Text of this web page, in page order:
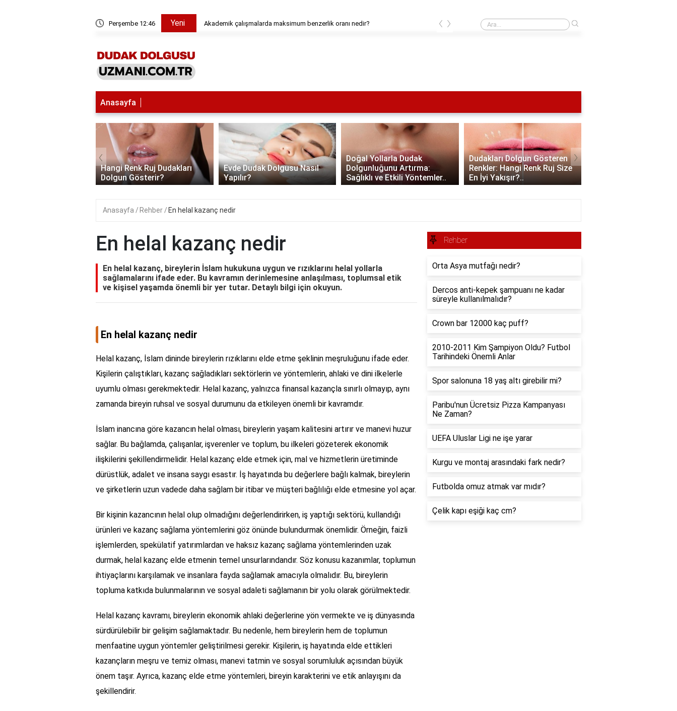
Perşembe 12:46 Yeni
Akademik çalışmalarda maksimum benzerlik oranı nedir? Orta Asya mutfağı nedir? Orta Asya mutfağı nedir?
‹ ›
Anasayfa
Hangi Renk Ruj Dudakları
Dolgun Gösterir?
Evde Dudak Dolgusu Nasıl
Yapılır?
Doğal Yollarla Dudak
Dolgunluğunu Artırma:
Sağlıklı ve Etkili Yöntemler..
Dudakları Dolgun Gösteren
Renkler: Hangi Renk Ruj Size
En İyi Yakışır?..
‹ ›
Anasayfa Rehber En helal kazanç nedir
En helal kazanç nedir
En helal kazanç, bireylerin İslam hukukuna uygun ve rızıklarını helal yollarla
sağlamalarını ifade eder. Bu kavramın derinlemesine anlaşılması, toplumsal etik
ve kişisel yaşamda önemli bir yer tutar. Detaylı bilgi için okuyun.
En helal kazanç nedir
Helal kazanç, İslam dininde bireylerin rızıklarını elde etme şeklinin meşruluğunu ifade eder.
Kişilerin çalıştıkları, kazanç sağladıkları sektörlerin ve yöntemlerin, ahlaki ve dini ilkelerle
uyumlu olması gerekmektedir. Helal kazanç, yalnızca finansal kazançla sınırlı olmayıp, aynı
zamanda bireyin ruhsal ve sosyal durumunu da etkileyen önemli bir kavramdır.
İslam inancına göre kazancın helal olması, bireylerin yaşam kalitesini artırır ve manevi huzur
sağlar. Bu bağlamda, çalışanlar, işverenler ve toplum, bu ilkeleri gözeterek ekonomik
ilişkilerini şekillendirmelidir. Helal kazanç elde etmek için, mal ve hizmetlerin üretiminde
dürüstlük, adalet ve insana saygı esastır. İş hayatında bu değerlere bağlı kalmak, bireylerin
ve şirketlerin uzun vadede daha sağlam bir itibar ve müşteri bağlılığı elde etmesine yol açar.
Bir kişinin kazancının helal olup olmadığını değerlendirirken, iş yaptığı sektörü, kullandığı
ürünleri ve kazanç sağlama yöntemlerini göz önünde bulundurmak önemlidir. Örneğin, faizli
işlemlerden, spekülatif yatırımlardan ve haksız kazanç sağlama yöntemlerinden uzak
durmak, helal kazanç elde etmenin temel unsurlarındandır. Söz konusu kazanımlar, toplumun
ihtiyaçlarını karşılamak ve insanlara fayda sağlamak amacıyla olmalıdır. Bu, bireylerin
topluma katkıda bulunmalarının ve sosyal adaleti sağlamanın bir yolu olarak görülmektedir.
Helal kazanç kavramı, bireylerin ekonomik ahlaki değerlerine yön vermekte ve iş dünyasında
sürdürülebilir bir gelişim sağlamaktadır. Bu nedenle, hem bireylerin hem de toplumun
menfaatine uygun yöntemler geliştirilmesi gerekir. Kişilerin, iş hayatında elde ettikleri
kazançların meşru ve temiz olması, manevi tatmin ve sosyal sorumluluk açısından büyük
önem taşır. Ayrıca, kazanç elde etme yöntemleri, bireyin karakterini ve etik anlayışını da
şekillendirir.
Rehber
Orta Asya mutfağı nedir?
Dercos anti-kepek şampuanı ne kadar
süreyle kullanılmalıdır?
Crown bar 12000 kaç puff?
2010-2011 Kim Şampiyon Oldu? Futbol
Tarihindeki Önemli Anlar
Spor salonuna 18 yaş altı girebilir mi?
Paribu'nun Ücretsiz Pizza Kampanyası
Ne Zaman?
UEFA Uluslar Ligi ne işe yarar
Kurgu ve montaj arasındaki fark nedir?
Futbolda omuz atmak var mıdır?
Çelik kapı eşiği kaç cm?